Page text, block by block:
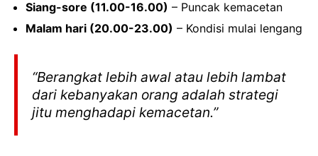
Siang-sore (11.00-16.00) – Puncak kemacetan
Malam hari (20.00-23.00) – Kondisi mulai lengang
“Berangkat lebih awal atau lebih lambat
dari kebanyakan orang adalah strategi
jitu menghadapi kemacetan.”